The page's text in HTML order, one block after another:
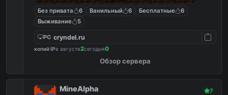
Без привата 6 Ванильный 6 Бесплатные
6
Выживание
5
PC cryndel.ru
копий IPв августе2сегодня0
Обзор сервера
MineAlpha 7